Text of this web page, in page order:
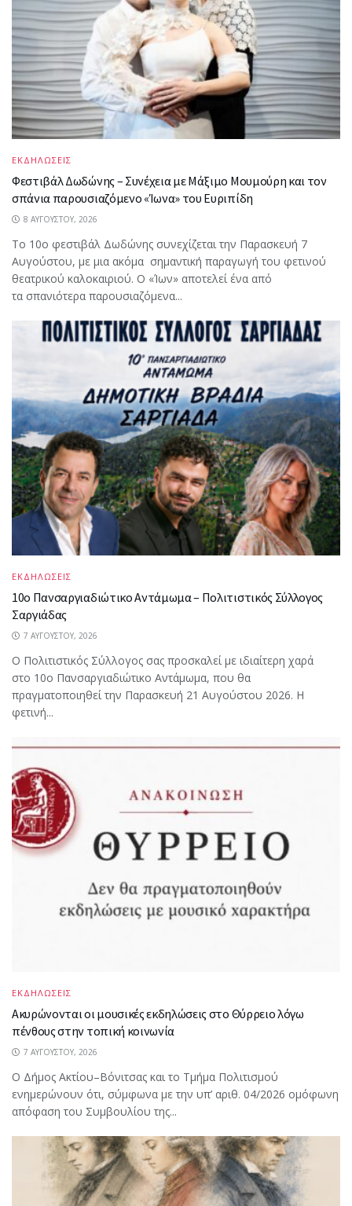
ΕΚΔΗΛΩΣΕΙΣ
Φεστιβάλ Δωδώνης – Συνέχεια με Μάξιμο Μουμούρη και τον
σπάνια παρουσιαζόμενο «Ίωνα» του Ευριπίδη
8 ΑΥΓΟΎΣΤΟΥ, 2026
Το 10ο φεστιβάλ Δωδώνης συνεχίζεται την Παρασκευή 7
Αυγούστου, με μια ακόμα σημαντική παραγωγή του φετινού
θεατρικού καλοκαιριού. Ο «Ίων» αποτελεί ένα από
τα σπανιότερα παρουσιαζόμενα...
ΕΚΔΗΛΩΣΕΙΣ
10ο Πανσαργιαδιώτικο Αντάμωμα – Πολιτιστικός Σύλλογος
Σαργιάδας
7 ΑΥΓΟΎΣΤΟΥ, 2026
Ο Πολιτιστικός Σύλλογος σας προσκαλεί με ιδιαίτερη χαρά
στο 10ο Πανσαργιαδιώτικο Αντάμωμα, που θα
πραγματοποιηθεί την Παρασκευή 21 Αυγούστου 2026. Η
φετινή...
ΕΚΔΗΛΩΣΕΙΣ
Ακυρώνονται οι μουσικές εκδηλώσεις στο Θύρρειο λόγω
πένθους στην τοπική κοινωνία
7 ΑΥΓΟΎΣΤΟΥ, 2026
Ο Δήμος Ακτίου–Βόνιτσας και το Τμήμα Πολιτισμού
ενημερώνουν ότι, σύμφωνα με την υπ’ αριθ. 04/2026 ομόφωνη
απόφαση του Συμβουλίου της...